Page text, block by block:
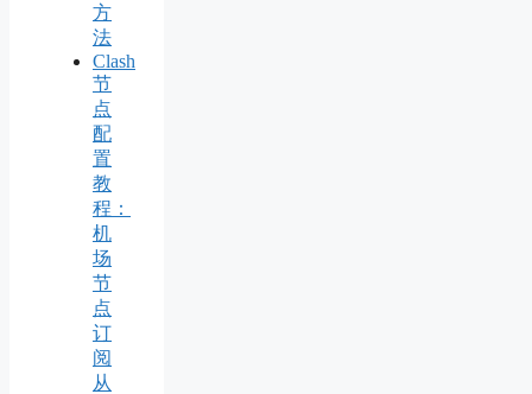
方
法
Clash
节
点
配
置
教
程：
机
场
节
点
订
阅
从